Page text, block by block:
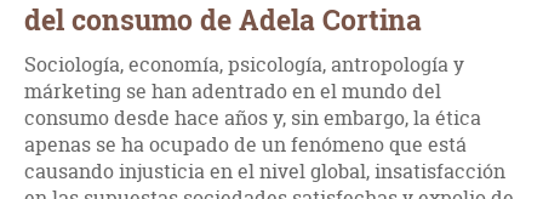
del consumo de Adela Cortina
Sociología, economía, psicología, antropología y
márketing se han adentrado en el mundo del
consumo desde hace años y, sin embargo, la ética
apenas se ha ocupado de un fenómeno que está
causando injusticia en el nivel global, insatisfacción